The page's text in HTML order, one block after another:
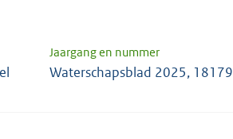
Jaargang en nummer
Waterschapsblad 2025, 18179